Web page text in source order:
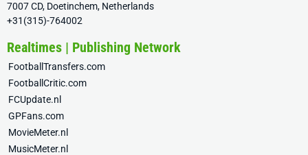
7007 CD, Doetinchem, Netherlands
+31(315)-764002
Realtimes | Publishing Network
FootballTransfers.com
FootballCritic.com
FCUpdate.nl
GPFans.com
MovieMeter.nl
MusicMeter.nl